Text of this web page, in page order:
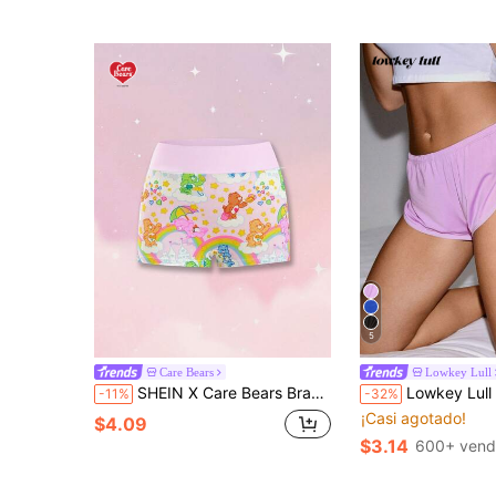
Care Bears
-11% SHEIN X Care Bears Bragas hipster casuales de uso diario para mujer con estampado de dibujos animados y bloques de color
$4.09
5
Lowkey Lull
-32% Lowkey Lull Calzoncillos boxer
¡Casi agotado!
$3.14 600+